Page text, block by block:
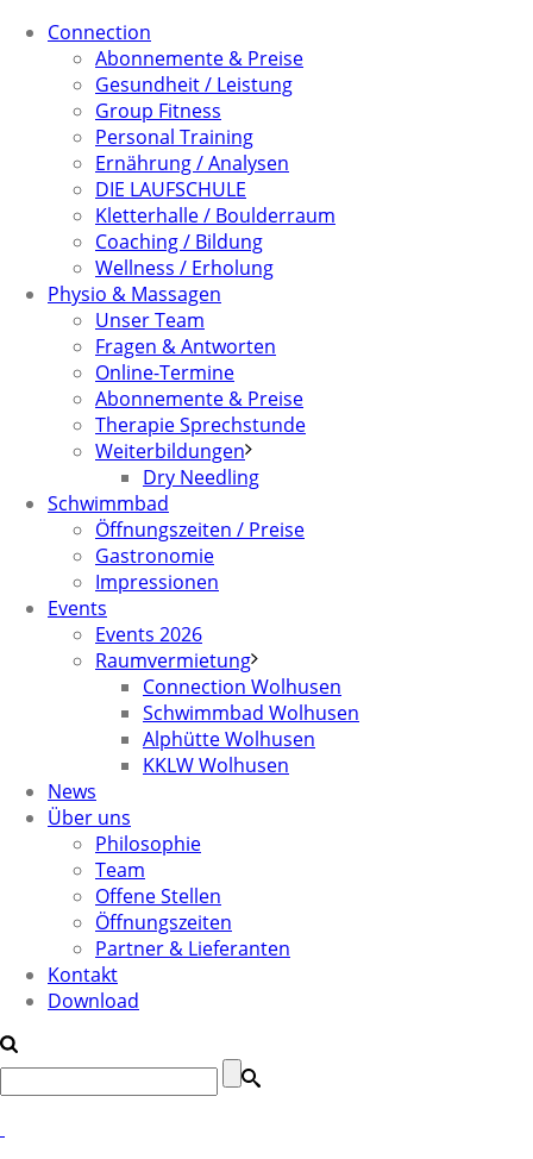
Connection
Abonnemente & Preise
Gesundheit / Leistung
Group Fitness
Personal Training
Ernährung / Analysen
DIE LAUFSCHULE
Kletterhalle / Boulderraum
Coaching / Bildung
Wellness / Erholung
Physio & Massagen
Unser Team
Fragen & Antworten
Online-Termine
Abonnemente & Preise
Therapie Sprechstunde
Weiterbildungen
Dry Needling
Schwimmbad
Öffnungszeiten / Preise
Gastronomie
Impressionen
Events
Events 2026
Raumvermietung
Connection Wolhusen
Schwimmbad Wolhusen
Alphütte Wolhusen
KKLW Wolhusen
News
Über uns
Philosophie
Team
Offene Stellen
Öffnungszeiten
Partner & Lieferanten
Kontakt
Download